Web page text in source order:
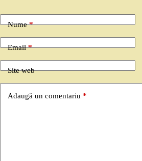
Nume*
Email*
Site web
Adaugă un comentariu *